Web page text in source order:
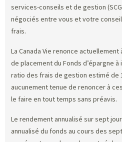
services-conseils et de gestion
négociés entre vous et votre
frais.
La Canada Vie renonce
de placement du Fonds d’épargne
ratio des frais de gestion estimé de
aucunement tenue de renoncer à
le faire en tout temps sans préavis.
Le rendement annualisé sur sept
annualisé du fonds au cours des